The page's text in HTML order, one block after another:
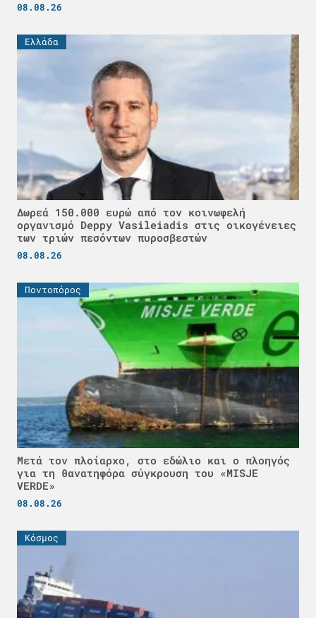
08.08.26
Ελλάδα
Δωρεά 150.000 ευρώ από τον κοινωφελή
οργανισμό Deppy Vasileiadis στις οικογένειες
των τριών πεσόντων πυροσβεστών
08.08.26
Ποντοπόρος
Μετά τον πλοίαρχο, στο εδώλιο και ο πλοηγός
για τη θανατηφόρα σύγκρουση του «MISJE
VERDE»
08.08.26
Κόσμος